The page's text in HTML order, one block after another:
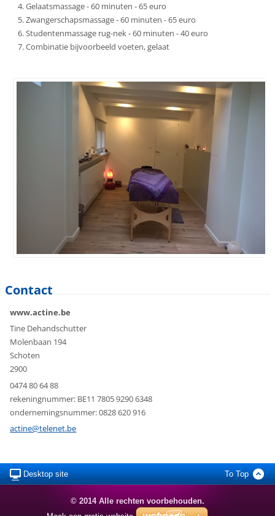
Gelaatsmassage - 60 minuten - 65 euro
Zwangerschapsmassage - 60 minuten - 65 euro
Studentenmassage rug-nek - 60 minuten - 40 euro
Combinatie bijvoorbeeld voeten, gelaat
Contact
www.actine.be
Tine Dehandschutter
Molenbaan 194
Schoten
2900
0474 80 64 88
rekeningnummer: BE11 7805 9290 6348
ondernemingsnummer: 0828 620 916
actine@telenet.be
Desktop site To Top
© 2014 Alle rechten voorbehouden.